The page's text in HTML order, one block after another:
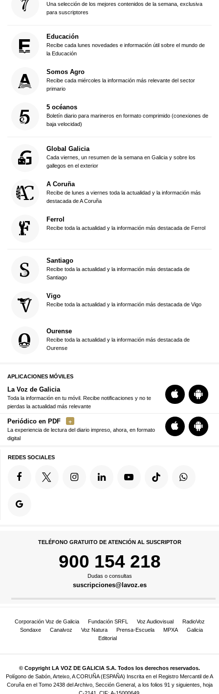
Una selección de los mejores contenidos de la semana, exclusiva
para suscriptores
Educación
Recibe cada lunes novedades e información útil sobre el mundo de
la Educación
Somos Agro
Recibe cada miércoles la información más relevante del sector
primario
5 océanos
Boletín diario para marineros en formato comprimido (conexiones de
baja velocidad)
Global Galicia
Cada viernes, un resumen de la semana en Galicia y sobre los
gallegos en el exterior
A Coruña
Recibe de lunes a viernes toda la actualidad y la información más
destacada de A Coruña
Ferrol
Recibe toda la actualidad y la información más destacada de Ferrol
Santiago
Recibe toda la actualidad y la información más destacada de
Santiago
Vigo
Recibe toda la actualidad y la información más destacada de Vigo
Ourense
Recibe toda la actualidad y la información más destacada de
Ourense
APLICACIONES MÓVILES
La Voz de Galicia
Toda la información en tu móvil. Recibe notificaciones y no te
pierdas la actualidad más relevante
Periódico en PDF
La experiencia de lectura del diario impreso, ahora, en formato
digital
REDES SOCIALES
TELÉFONO GRATUITO DE ATENCIÓN AL SUSCRIPTOR
900 154 218
Dudas o consultas
suscripciones@lavoz.es
Corporación Voz de Galicia Fundación SRFL Voz Audiovisual
RadioVoz
Sondaxe
Canalvoz Voz Natura Prensa-Escuela MPXA
Galicia
Editorial
© Copyright LA VOZ DE GALICIA S.A. Todos los derechos reservados.
Polígono de Sabón, Arteixo, A CORUÑA (ESPAÑA) Inscrita en el Registro Mercantil de A
Coruña en el Tomo 2438 del Archivo, Sección General, a los folios 91 y siguientes, hoja